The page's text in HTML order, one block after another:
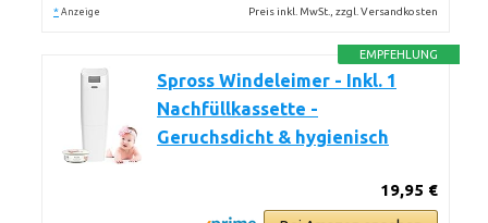
* Anzeige Preis inkl. MwSt., zzgl. Versandkosten
EMPFEHLUNG
Spross Windeleimer - Inkl. 1
Nachfüllkassette -
Geruchsdicht & hygienisch
19,95 €